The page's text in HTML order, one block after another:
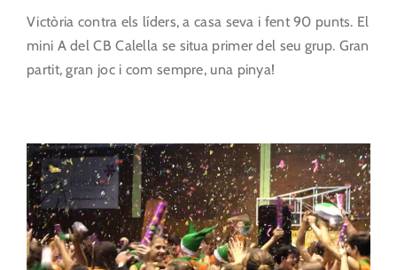
Victòria contra els líders, a casa seva i fent 90 punts. El
mini A del CB Calella se situa primer del seu grup. Gran
partit, gran joc i com sempre, una pinya!